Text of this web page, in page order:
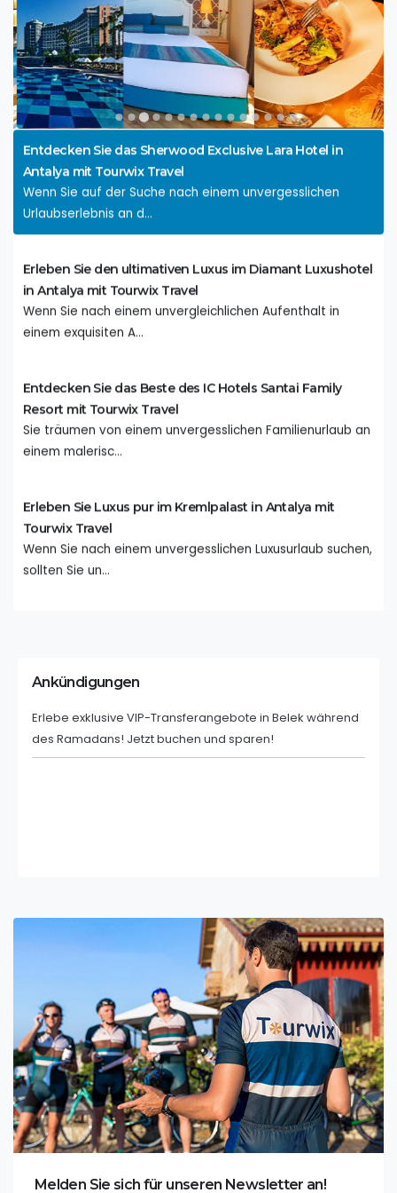
Entdecken Sie das Paradies im Titanic Deluxe Lara: Ein
unvergessliches Urlaubserlebnis
Willkommen im Titanic Deluxe Lara, einem exquisiten
Resort in Antalya,...
Entdecken Sie das Sherwood Exclusive Lara Hotel in
Antalya mit Tourwix Travel
Wenn Sie auf der Suche nach einem unvergesslichen
Urlaubserlebnis an d...
Erleben Sie den ultimativen Luxus im Diamant Luxushotel
in Antalya mit Tourwix Travel
Wenn Sie nach einem unvergleichlichen Aufenthalt in
einem exquisiten A...
Entdecken Sie das Beste des IC Hotels Santai Family
Resort mit Tourwix Travel
Sie träumen von einem unvergesslichen Familienurlaub an
einem malerisc...
Erleben Sie Luxus pur im Kremlpalast in Antalya mit
Tourwix Travel
Wenn Sie nach einem unvergesslichen Luxusurlaub suchen,
sollten Sie un...
seinem strahle...
Reiseführer für Erstbesucher in Nordzypern
Flitterwochenhotels in Antalya - Wo kann man in Antalya
Diejenigen, die darüber nachdenken, wo sie ihre
Flitterwochen in Antal...
Antalya Flughafen Altis Resort Hotel Serik Transfer
Flughafen Antalya Serik Altis Resort Hoteltransfer; Es wird
ohne Unter...
Flughafentransfer Antalya Kas
Ankündigungen
Erlebe exklusive VIP-Transferangebote in Belek während
des Ramadans! Jetzt buchen und sparen!
Melden Sie sich für unseren Newsletter an!